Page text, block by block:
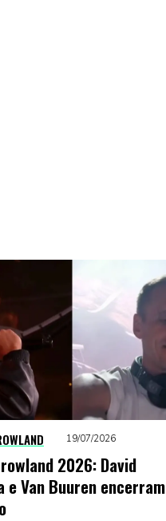
19/07/2026
2026: David
e Van Buuren encerram